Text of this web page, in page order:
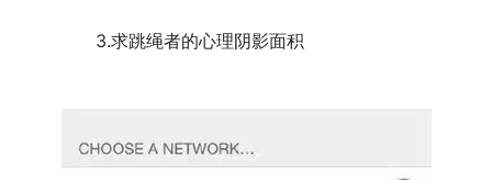
	　　3.求跳绳者的心理阴影面积